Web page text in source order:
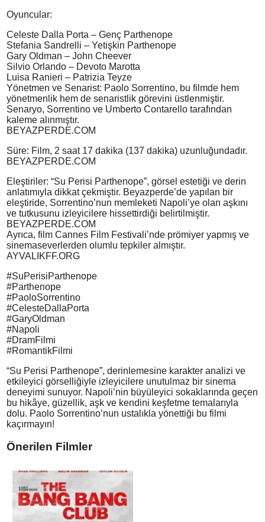
Oyuncular:
Celeste Dalla Porta – Genç Parthenope
Stefania Sandrelli – Yetişkin Parthenope
Gary Oldman – John Cheever
Silvio Orlando – Devoto Marotta
Luisa Ranieri – Patrizia Teyze
Yönetmen ve Senarist: Paolo Sorrentino, bu filmde hem
yönetmenlik hem de senaristlik görevini üstlenmiştir.
Senaryo, Sorrentino ve Umberto Contarello tarafından
kaleme alınmıştır.
BEYAZPERDE.COM
Süre: Film, 2 saat 17 dakika (137 dakika) uzunluğundadır.
BEYAZPERDE.COM
Eleştiriler: “Su Perisi Parthenope”, görsel estetiği ve derin
anlatımıyla dikkat çekmiştir. Beyazperde’de yapılan bir
eleştiride, Sorrentino’nun memleketi Napoli’ye olan aşkını
ve tutkusunu izleyicilere hissettirdiği belirtilmiştir.
BEYAZPERDE.COM
Ayrıca, film Cannes Film Festivali’nde prömiyer yapmış ve
sinemaseverlerden olumlu tepkiler almıştır.
AYVALIKFF.ORG
#SuPerisiParthenope
#Parthenope
#PaoloSorrentino
#CelesteDallaPorta
#GaryOldman
#Napoli
#DramFilmi
#RomantikFilmi
“Su Perisi Parthenope”, derinlemesine karakter analizi ve
etkileyici görselliğiyle izleyicilere unutulmaz bir sinema
deneyimi sunuyor. Napoli’nin büyüleyici sokaklarında geçen
bu hikâye, güzellik, aşk ve kendini keşfetme temalarıyla
dolu. Paolo Sorrentino’nun ustalıkla yönettiği bu filmi
kaçırmayın!
Önerilen Filmler